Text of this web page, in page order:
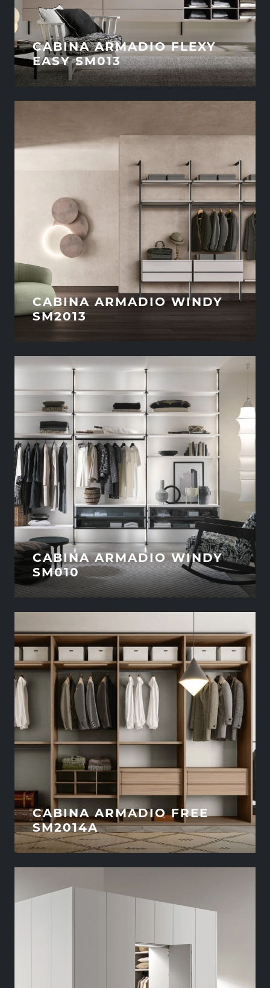
CABINA ARMADIO FLEXY
EASY SM013
CABINA ARMADIO WINDY
SM2013
CABINA ARMADIO WINDY
SM010
CABINA ARMADIO FREE
SM2014A